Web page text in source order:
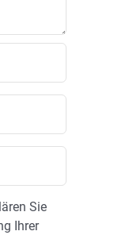
Sie
Ihrer